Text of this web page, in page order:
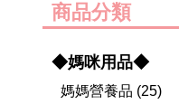
商品分類
◆媽咪用品◆
媽媽營養品 (25)